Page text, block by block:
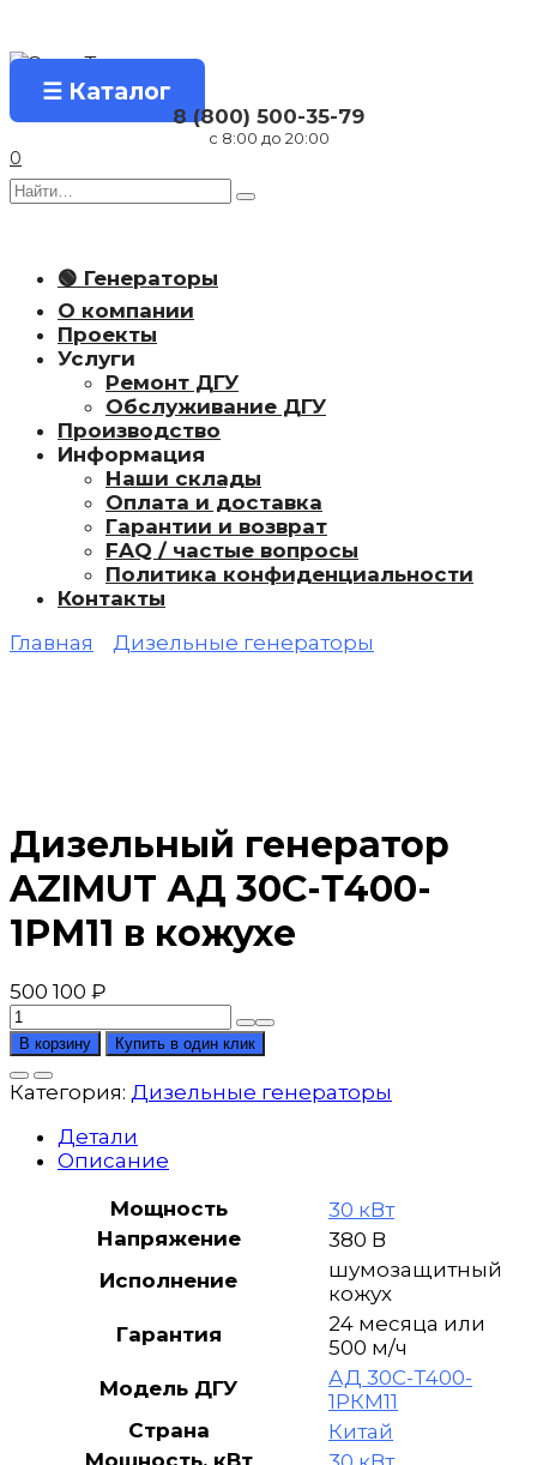
содержанию
☰ Каталог
8 (800) 500-35-79
с 8:00 до 20:00
0
Search
for:
🟢 Генераторы
О компании
Проекты
Услуги
Ремонт ДГУ
Обслуживание ДГУ
Производство
Информация
Наши склады
Оплата и доставка
Гарантии и возврат
FAQ / частые вопросы
Политика конфиденциальности
Контакты
Главная
Дизельные генераторы
Дизельный генератор
AZIMUT АД 30С-Т400-
1РМ11 в кожухе
500 100 ₽
Количество
товара
Дизельный
генератор
AZIMUT
АД
30С-
В корзину Купить в один клик
Категория: Дизельные генераторы
Детали
Описание
Мощность
30 кВт
Напряжение
380 В
Исполнение
шумозащитный
кожух
Гарантия
24 месяца или
500 м/ч
Модель ДГУ
АД 30С-Т400-
1РКМ11
Страна
Китай